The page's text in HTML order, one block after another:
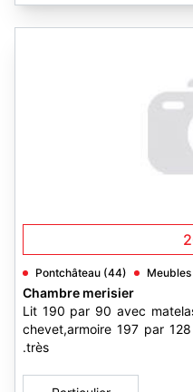
Pontchâteau (44) Meubles
Chambre merisier
Lit 190 par 90 avec
chevet,armoire 197 par
.très